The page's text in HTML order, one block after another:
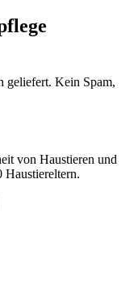
geliefert. Kein Spam,
von Haustieren und
Haustiereltern.